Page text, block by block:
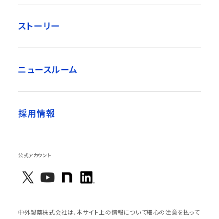
ストーリー
ニュースルーム
採用情報
公式アカウント
中外製薬株式会社は、本サイト上の情報について細心の注意を払って